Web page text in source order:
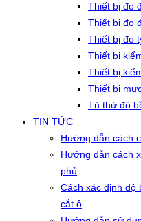
Thiết bị đo
Thiết bị đo
Thiết bị đo
Thiết bị
Thiết bị
Thiết bị
Tủ thử độ
TIN TỨC
Hướng dẫn cách
Hướng dẫn cách
phủ
Cách xác định độ
cắt ô